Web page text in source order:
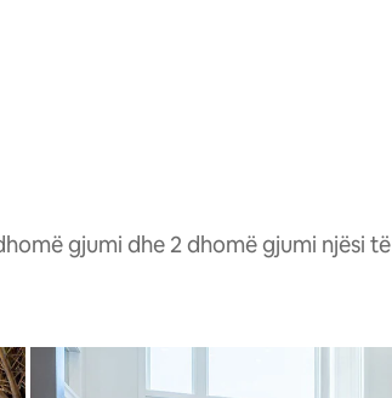
gjumi dhe 2 dhomë gjumi njësi të